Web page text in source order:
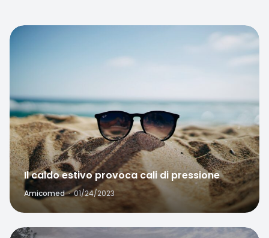
Il caldo estivo provoca cali di pressione
Amicomed · 01/24/2023